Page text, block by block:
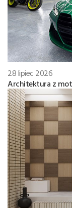
28 lipiec 2026
Architektura z